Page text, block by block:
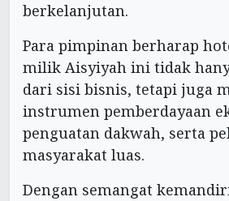
berkelanjutan.
Para pimpinan berharap
milik Aisyiyah ini tidak
dari sisi bisnis, tetapi juga
instrumen pemberdayaan
penguatan dakwah, serta
masyarakat luas.
Dengan semangat